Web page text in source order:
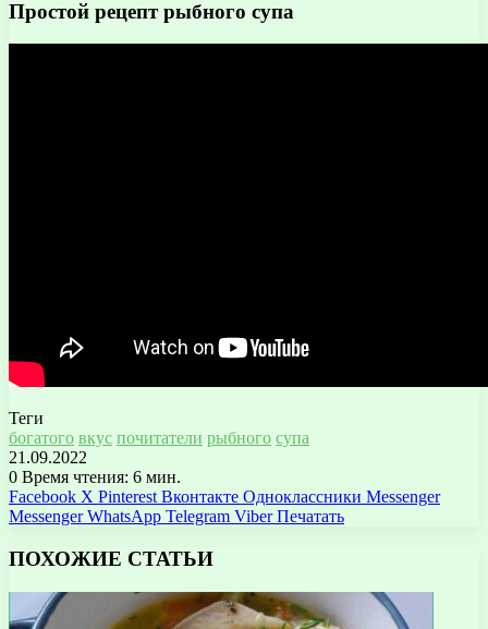
Простой рецепт рыбного супа
Теги
богатого вкус почитатели рыбного супа
21.09.2022
0 Время чтения: 6 мин.
Facebook X Pinterest Вконтакте Одноклассники Messenger
Messenger WhatsApp Telegram Viber Печатать
ПОХОЖИЕ СТАТЬИ